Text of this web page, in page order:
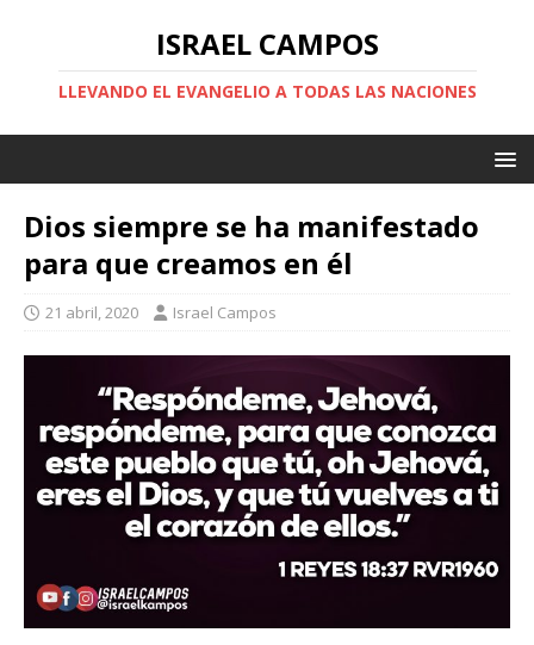
ISRAEL CAMPOS
LLEVANDO EL EVANGELIO A TODAS LAS NACIONES
Dios siempre se ha manifestado
para que creamos en él
21 abril, 2020 Israel Campos